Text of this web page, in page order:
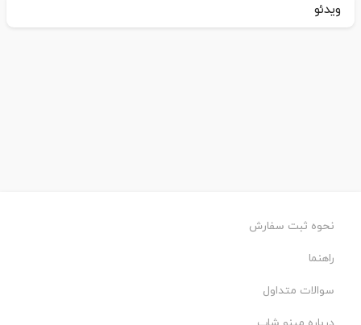
ویدئو
نحوه ثبت سفارش
راهنما
سوالات متداول